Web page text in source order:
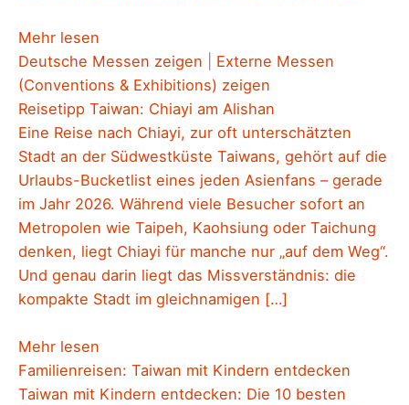
Mehr lesen
Deutsche Messen zeigen
Externe Messen
(Conventions & Exhibitions) zeigen
Reisetipp Taiwan: Chiayi am Alishan
Eine Reise nach Chiayi, zur oft unterschätzten
Stadt an der Südwestküste Taiwans, gehört auf die
Urlaubs-Bucketlist eines jeden Asienfans – gerade
im Jahr 2026. Während viele Besucher sofort an
Metropolen wie Taipeh, Kaohsiung oder Taichung
denken, liegt Chiayi für manche nur „auf dem Weg“.
Und genau darin liegt das Missverständnis: die
kompakte Stadt im gleichnamigen […]
Mehr lesen
Familienreisen: Taiwan mit Kindern entdecken
Taiwan mit Kindern entdecken: Die 10 besten